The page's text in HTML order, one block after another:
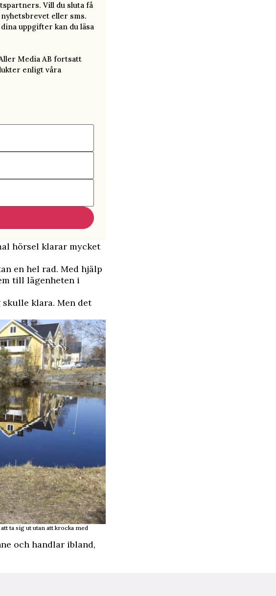
Vill du sluta få
eller sms.
uppgifter kan du läsa
Media AB fortsatt
enligt våra
hörsel klarar mycket
en hel rad. Med hjälp
till lägenheten i
skulle klara. Men det
ta sig ut utan att krocka med
och handlar ibland,